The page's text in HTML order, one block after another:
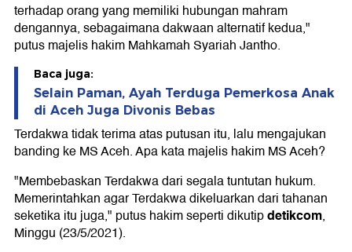
terhadap orang yang memiliki hubungan mahram
dengannya, sebagaimana dakwaan alternatif kedua,"
putus majelis hakim Mahkamah Syariah Jantho.
Baca juga:
Selain Paman, Ayah Terduga Pemerkosa Anak
di Aceh Juga Divonis Bebas
Terdakwa tidak terima atas putusan itu, lalu mengajukan
banding ke MS Aceh. Apa kata majelis hakim MS Aceh?
"Membebaskan Terdakwa dari segala tuntutan hukum.
Memerintahkan agar Terdakwa dikeluarkan dari tahanan
seketika itu juga," putus hakim seperti dikutipdetikcom,
Minggu (23/5/2021).